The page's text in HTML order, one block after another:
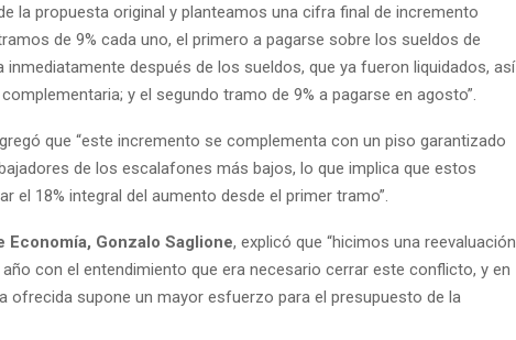
la propuesta original y planteamos una cifra final de incremento
de 9% cada uno, el primero a pagarse sobre los sueldos de
inmediatamente después de los sueldos, que ya fueron liquidados, así
y el segundo tramo de 9% a pagarse en agosto”.
que “este incremento se complementa con un piso garantizado
de los escalafones más bajos, lo que implica que estos
el 18% integral del aumento desde el primer tramo”.
Economía, Gonzalo Saglione, explicó que “hicimos una reevaluación
con el entendimiento que era necesario cerrar este conflicto, y en
ofrecida supone un mayor esfuerzo para el presupuesto de la